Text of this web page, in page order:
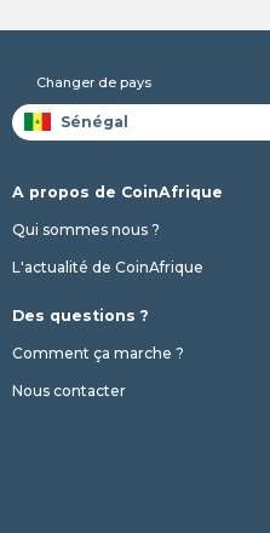
Changer de pays
A propos de CoinAfrique
Qui sommes nous ?
L'actualité de CoinAfrique
Des questions ?
Comment ça marche ?
Nous contacter